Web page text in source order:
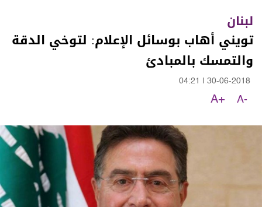
لبنان
تويني أهاب بوسائل الإعلام: لتوخي الدقة
والتمسك بالمبادئ
30-06-2018
04:21
A-
A+